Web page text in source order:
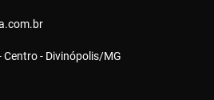
Centro - Divinópolis/MG